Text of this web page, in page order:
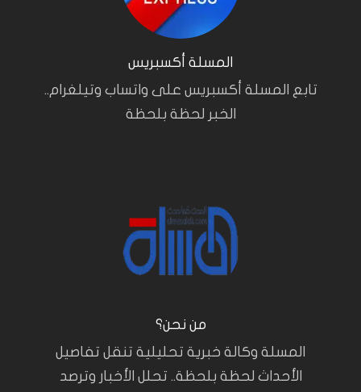
المسلة أكسبريس
تابع المسلة أكسبريس على واتساب وتيلغرام..
الخبر لحظة بلحظة
من نحن؟
المسلة وكالة خبرية تحليلية تنقل تفاصيل
الأحداث لحظة بلحظة.. تحلل الأخبار وترصد